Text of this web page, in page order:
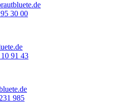
30 00
91 43
985